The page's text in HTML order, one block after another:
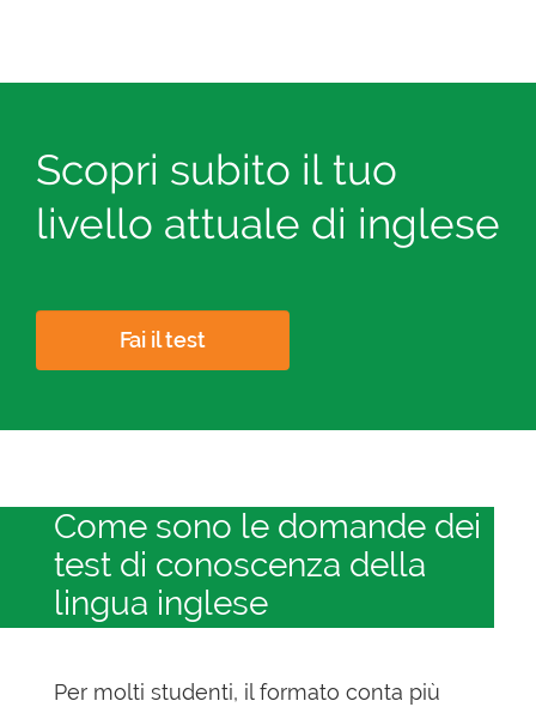
Scopri subito il tuo
livello attuale di inglese
Fai il test
Come sono le domande dei
test di conoscenza della
lingua inglese
Per molti studenti, il formato conta più